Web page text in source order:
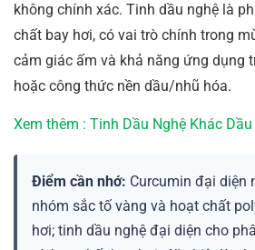
không chính xác. Tinh dầu nghệ là
chất bay hơi, có vai trò chính trong
cảm giác ấm và khả năng ứng dụng
hoặc công thức nền dầu/nhũ hóa.
Xem thêm : Tinh Dầu Nghệ Khác
Điểm cần nhớ: Curcumin đại diện
nhóm sắc tố vàng và hoạt chất
hơi; tinh dầu nghệ đại diện cho